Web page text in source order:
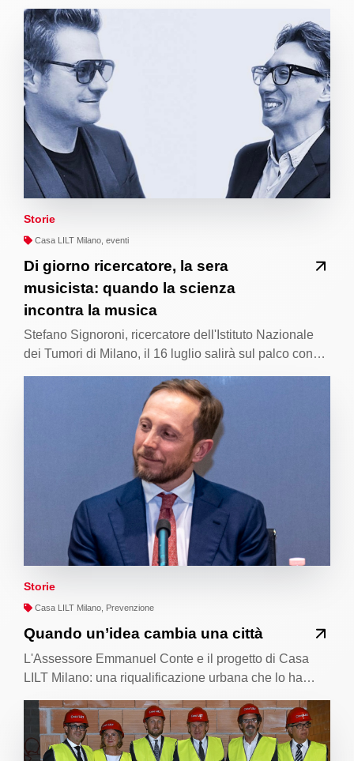
Storie
Casa LILT Milano, eventi
Di giorno ricercatore, la sera
musicista: quando la scienza
incontra la musica
Stefano Signoroni, ricercatore dell'Istituto Nazionale
dei Tumori di Milano, il 16 luglio salirà sul palco con…
Storie
Casa LILT Milano, Prevenzione
Quando un’idea cambia una città
L'Assessore Emmanuel Conte e il progetto di Casa
LILT Milano: una riqualificazione urbana che lo ha…